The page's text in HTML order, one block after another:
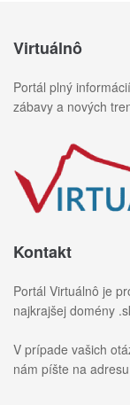
Virtuálnô
Portál plný
zábavy a nových
Kontakt
Portál Virtuálnô je
najkrajšej domény
V prípade vašich
nám píšte na